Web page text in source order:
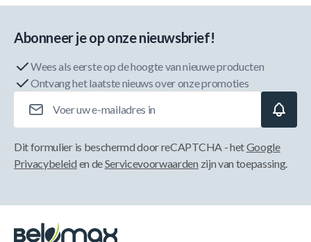
Abonneer je op onze nieuwsbrief!
Wees als eerste op de hoogte van nieuwe producten
Ontvang het laatste nieuws over onze promoties
Dit formulier is beschermd door reCAPTCHA - hetGoogle
Privacybeleid en deServicevoorwaarden zijn van toepassing.